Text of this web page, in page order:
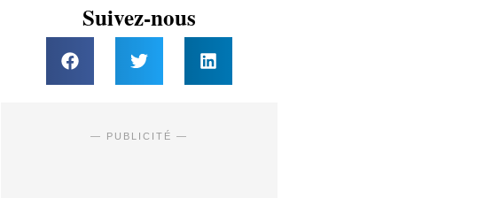
Suivez-nous
— PUBLICITÉ —